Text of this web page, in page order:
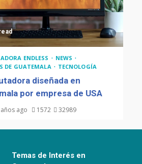
ENDLESS
NEWS
DE GUATEMALA
TECNOLOGÍA
diseñada en
por empresa de USA
ago 1572 32989
Temas de Interés en